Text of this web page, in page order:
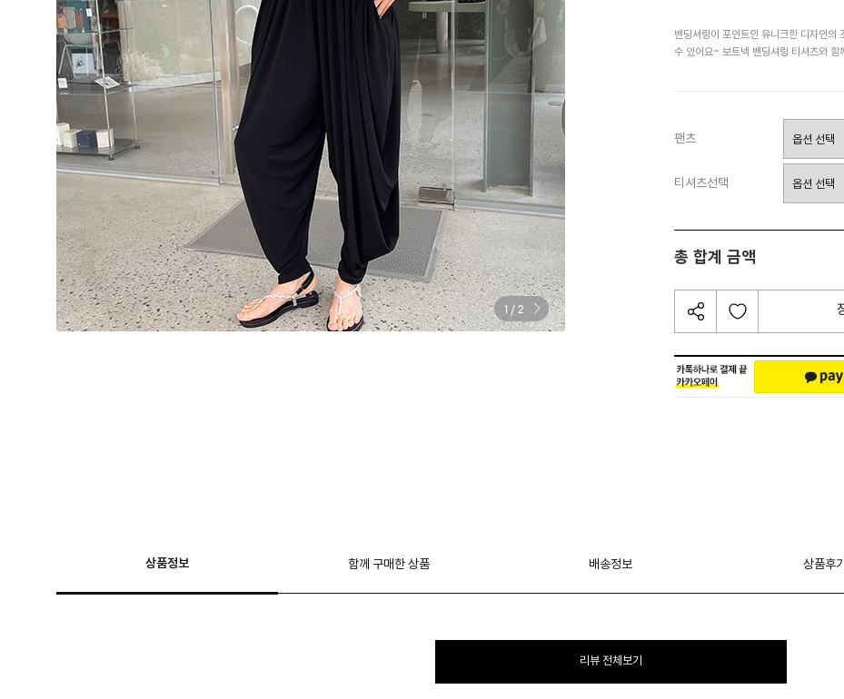
9.
1 /2
밴딩셔링이 포인트인 유니크한 디자인의
수 있어요~ 보트넥 밴딩셔링 티셔츠와 함
팬츠
티셔츠선택
총 합계 금액
상품정보 함께 구매한 상품 배송정보 상품후
리뷰 전체보기